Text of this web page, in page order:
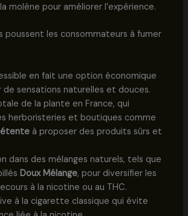
molène pour améliorer l’expérience.
poussent les consommateurs à fumer
en fait une option économique
sensations naturelles et douces.
de la plante en France, qui
herboristeries et boutiques comme
à proposer des produits sûrs et
dans des mélanges naturels, tels que
Doux Mélange, pour diversifier les
à la nicotine ou au THC.
à la cigarette classique qui évite